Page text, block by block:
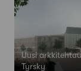
Uusi
Tyrsky